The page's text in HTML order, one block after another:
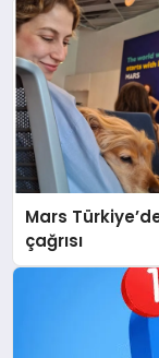
Mars
çağrısı